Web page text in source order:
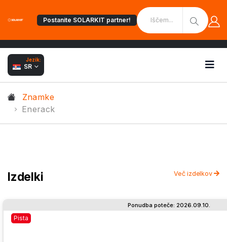
Postanite SOLARKIT partner!
Jezik:
SR
Znamke
Enerack
Izdelki Več izdelkov
Pista
Ponudba poteče: 2026.09.10.